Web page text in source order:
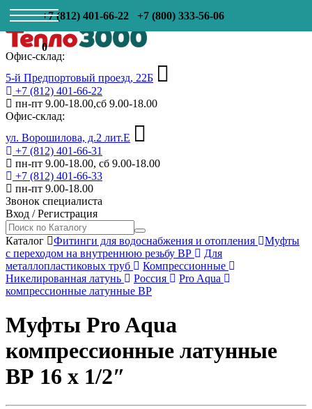
+7 (812) 401-66-22 +7 (800) 333-56-06
0
Офис-склад:
5-й Предпортовый проезд, 22Б
+7 (812) 401-66-22
пн-пт 9.00-18.00,сб 9.00-18.00
Офис-склад:
ул. Ворошилова, д.2 лит.Е
+7 (812) 401-66-31
пн-пт 9.00-18.00, сб 9.00-18.00
+7 (812) 401-66-33
пн-пт 9.00-18.00
Звонок специалиста
Вход /Регистрация
Каталог Фитинги для водоснабжения и отопления
Муфты
с переходом на внутреннюю резьбу ВР
Для
металлопластиковых труб
Компрессионные
Никелированная латунь
Россия
Pro Aqua
компрессионные латунные ВР
Муфты Pro Aqua
компрессионные латунные
ВР 16 x 1/2″